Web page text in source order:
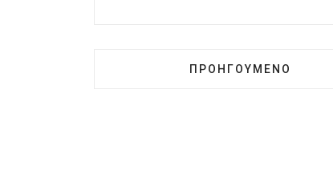
ΠΡΟΗΓΟΎΜΕΝΟ
ΠΡΟΗΓΟΎΜΕΝΟ